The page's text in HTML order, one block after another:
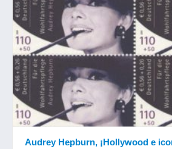
Audrey Hepburn, ¡Hollywood e